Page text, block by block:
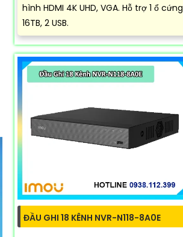
hình HDMI 4K UHD, VGA. Hỗ trợ 1 ổ cứng
16TB, 2 USB.
ĐẦU GHI 18 KÊNH NVR-N118-8A0E